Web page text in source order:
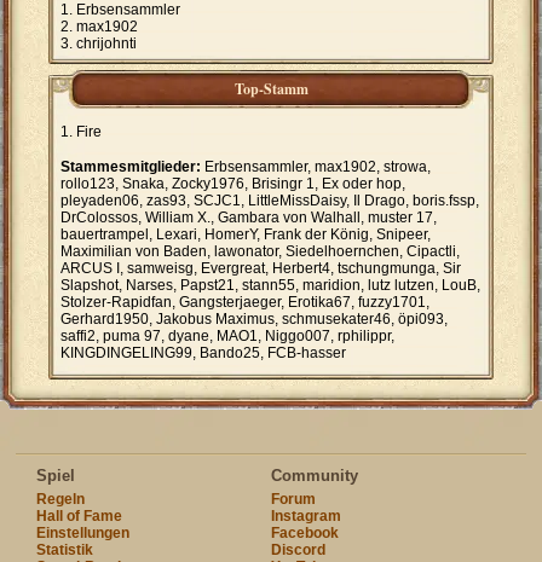
Erbsensammler
max1902
chrijohnti
Top-Stamm
Fire
Stammesmitglieder: Erbsensammler, max1902, strowa,
rollo123, Snaka, Zocky1976, Brisingr 1, Ex oder hop,
pleyaden06, zas93, SCJC1, LittleMissDaisy, Il Drago, boris.fssp,
DrColossos, William X., Gambara von Walhall, muster 17,
bauertrampel, Lexari, HomerY, Frank der König, Snipeer,
Maximilian von Baden, lawonator, Siedelhoernchen, Cipactli,
ARCUS I, samweisg, Evergreat, Herbert4, tschungmunga, Sir
Slapshot, Narses, Papst21, stann55, maridion, lutz lutzen, LouB,
Stolzer-Rapidfan, Gangsterjaeger, Erotika67, fuzzy1701,
Gerhard1950, Jakobus Maximus, schmusekater46, öpi093,
saffi2, puma 97, dyane, MAO1, Niggo007, rphilippr,
KINGDINGELING99, Bando25, FCB-hasser
Spiel
Regeln
Hall of Fame
Einstellungen
Statistik
Community
Forum
Instagram
Facebook
Discord